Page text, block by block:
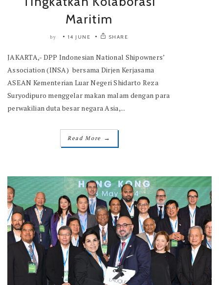
Maritim
by 14 JUNE SHARE
JAKARTA,- DPP Indonesian National Shipowners’
Association (INSA) bersama Dirjen Kerjasama
ASEAN Kementerian Luar Negeri Shidarto Reza
Suryodipuro menggelar makan malam dengan para
perwakilian duta besar negara Asia,...
Read More →